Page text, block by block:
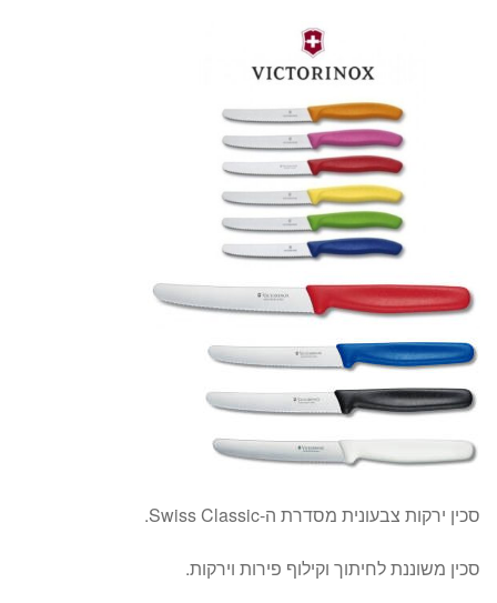
סכין ירקות צבעונית מסדרת ה-Swiss Classic.
סכין משוננת לחיתוך וקילוף פירות וירקות.